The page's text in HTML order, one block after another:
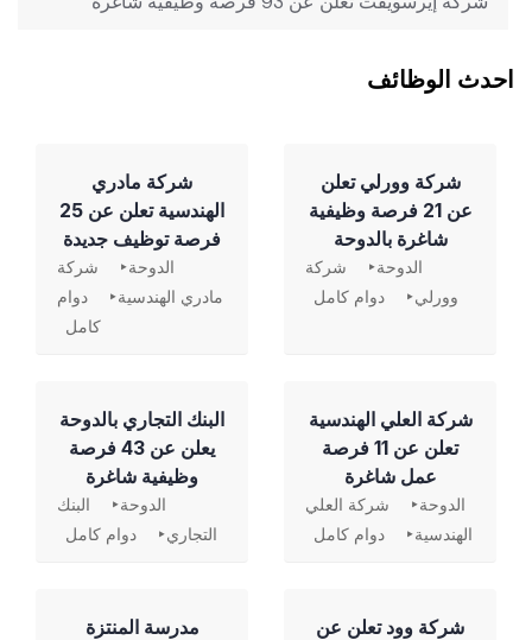
احدث الوظائف
شركة وورلي تعلن
عن 21 فرصة وظيفية
شاغرة بالدوحة
الدوحة
شركة
وورلي
دوام كامل
شركة مادري
الهندسية تعلن عن 25
فرصة توظيف جديدة
الدوحة
شركة
مادري الهندسية
دوام
كامل
شركة العلي الهندسية
تعلن عن 11 فرصة
عمل شاغرة
الدوحة
شركة العلي
الهندسية
دوام كامل
‏البنك التجاري بالدوحة
يعلن عن 43 فرصة
وظيفية شاغرة
الدوحة
البنك
التجاري
دوام كامل
شركة وود تعلن عن
مدرسة المنتزة